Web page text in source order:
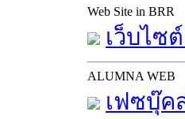
Web Site in BRR
เว็บไซ
ALUMNA WEB
เฟซบุ๊ค